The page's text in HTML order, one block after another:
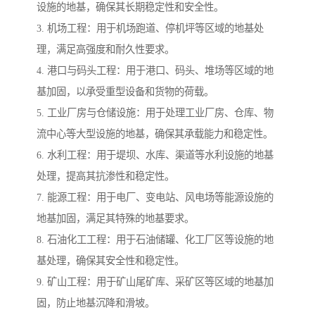
设施的地基，确保其长期稳定性和安全性。
3. 机场工程：用于机场跑道、停机坪等区域的地基处
理，满足高强度和耐久性要求。
4. 港口与码头工程：用于港口、码头、堆场等区域的地
基加固，以承受重型设备和货物的荷载。
5. 工业厂房与仓储设施：用于处理工业厂房、仓库、物
流中心等大型设施的地基，确保其承载能力和稳定性。
6. 水利工程：用于堤坝、水库、渠道等水利设施的地基
处理，提高其抗渗性和稳定性。
7. 能源工程：用于电厂、变电站、风电场等能源设施的
地基加固，满足其特殊的地基要求。
8. 石油化工工程：用于石油储罐、化工厂区等设施的地
基处理，确保其安全性和稳定性。
9. 矿山工程：用于矿山尾矿库、采矿区等区域的地基加
固，防止地基沉降和滑坡。